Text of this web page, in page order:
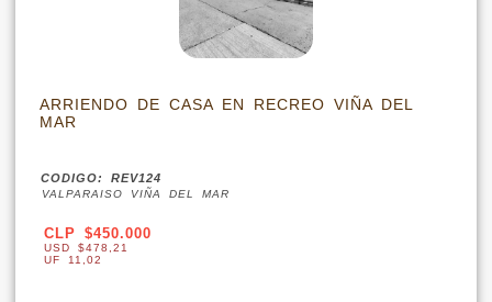
ARRIENDO DE CASA EN RECREO VIÑA DEL
MAR
CODIGO: REV124
VALPARAISO VIÑA DEL MAR
CLP $450.000
USD $478,21
UF 11,02